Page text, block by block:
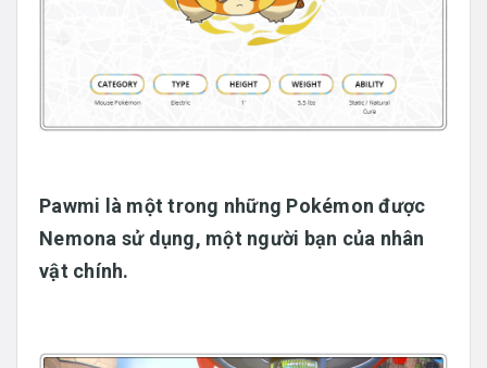
Pawmi là một trong những Pokémon được
Nemona sử dụng, một người bạn của nhân
vật chính.